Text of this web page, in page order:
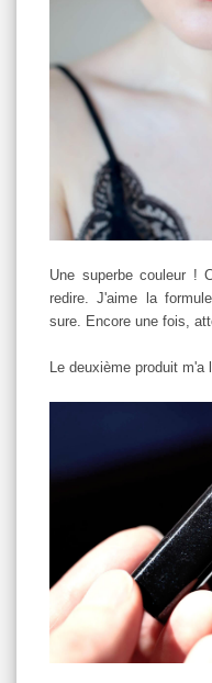
Une superbe couleur !
redire. J'aime la
sure. Encore une fois,
Le deuxième produit